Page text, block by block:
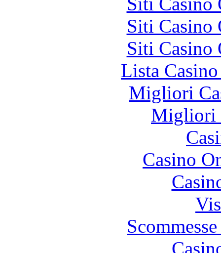
Siti Casino
Siti Casino
Lista
Migliori
Migliori
Casino